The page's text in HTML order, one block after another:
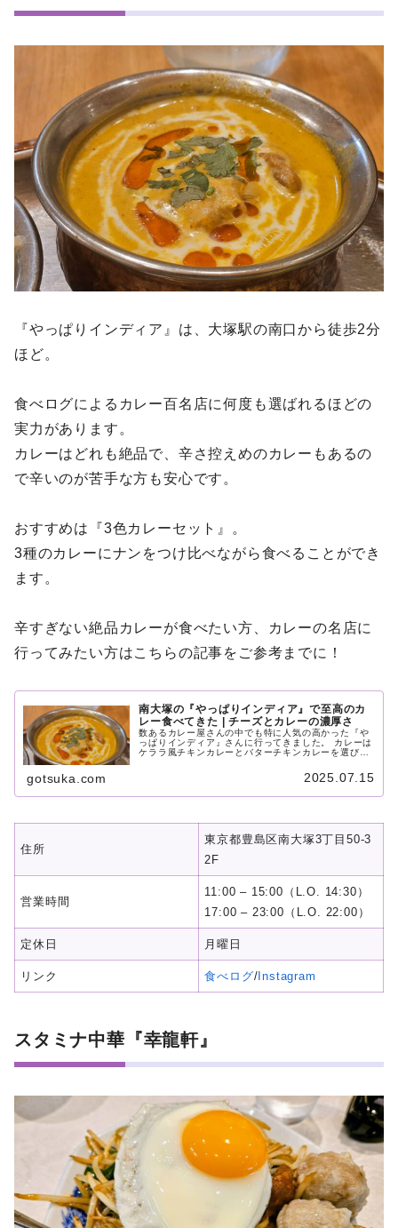
『やっぱりインディア』は、大塚駅の南口から徒歩2分
ほど。
食べログによるカレー百名店に何度も選ばれるほどの
実力があります。
カレーはどれも絶品で、辛さ控えめのカレーもあるの
で辛いのが苦手な方も安心です。
おすすめは『3色カレーセット』。
3種のカレーにナンをつけ比べながら食べることができ
ます。
辛すぎない絶品カレーが食べたい方、カレーの名店に
行ってみたい方はこちらの記事をご参考までに！
南大塚の『やっぱりインディア』で至高のカ
レー食べてきた | チーズとカレーの濃厚さ
数あるカレー屋さんの中でも特に人気の高かった『や
っぱりインディア』さんに行ってきました。 カレーは
ケララ風チキンカレーとバターチキンカレーを選びま
相性は最高。 食べログによるカレーの百名店にも何度
も選出されているようで、納得の味です。
gotsuka.com 2025.07.15
住所
東京都豊島区南大塚3丁目50-3
2F
営業時間
11:00 – 15:00（L.O. 14:30）
17:00 – 23:00（L.O. 22:00）
定休日 月曜日
リンク 食べログ/ Instagram
スタミナ中華『幸龍軒』